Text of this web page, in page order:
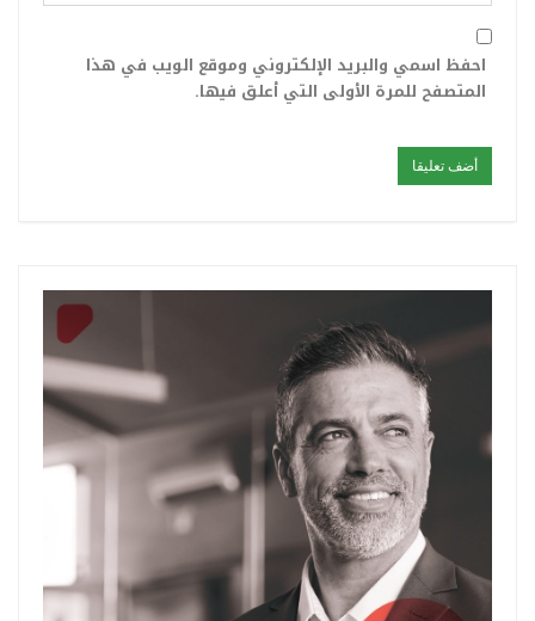
احفظ اسمي والبريد الإلكتروني وموقع الويب في هذا
المتصفح للمرة الأولى التي أعلق فيها.